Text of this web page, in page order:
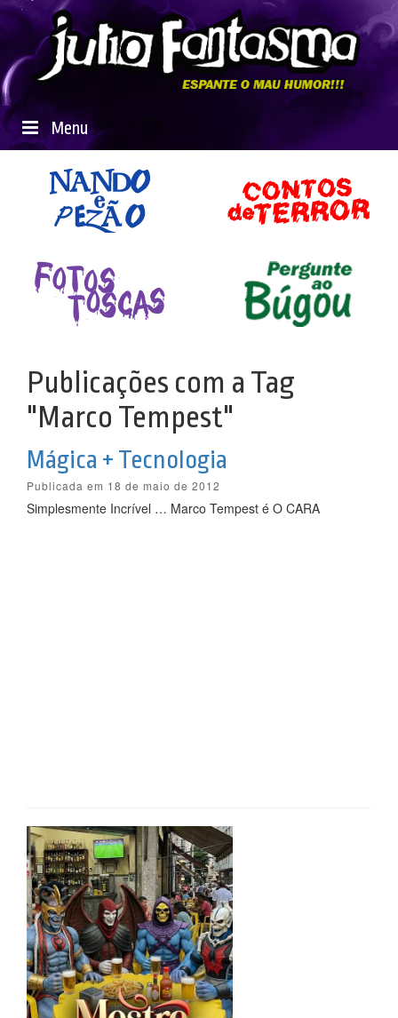
Menu
Publicações com a Tag
"Marco Tempest"
Mágica + Tecnologia
Publicada em 18 de maio de 2012
Simplesmente Incrível … Marco Tempest é O CARA